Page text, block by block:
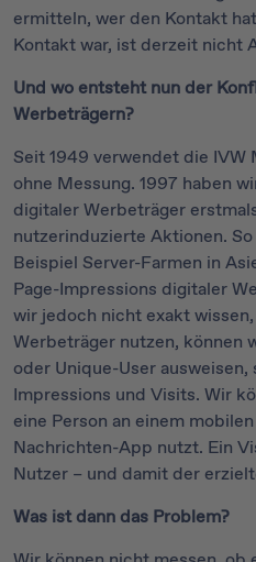
ermitteln, wer den Kontakt
Kontakt war, ist derzeit nicht
Und wo entsteht nun der
Werbeträgern?
Seit 1949 verwendet die
ohne Messung. 1997 haben
digitaler Werbeträger
nutzerinduzierte Aktionen.
Beispiel Server-Farmen in
Page-Impressions digitaler
wir jedoch nicht exakt
Werbeträger nutzen, können
oder Unique-User ausweisen,
Impressions und Visits. Wir
eine Person an einem
Nachrichten-App nutzt. Ein
Nutzer – und damit der
Was ist dann das Problem?